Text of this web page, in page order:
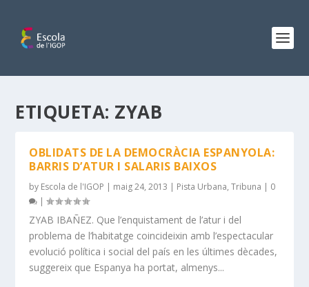
ETIQUETA: ZYAB
OBLIDATS DE LA DEMOCRÀCIA ESPANYOLA:
BARRIS D’ATUR I SALARIS BAIXOS
by Escola de l'IGOP | maig 24, 2013 | Pista Urbana,Tribuna | 0
|
ZYAB IBAÑEZ. Que l’enquistament de l’atur i del
problema de l’habitatge coincideixin amb l’espectacular
evolució política i social del país en les últimes dècades,
suggereix que Espanya ha portat, almenys...